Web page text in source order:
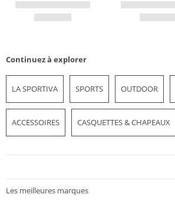
Continuez à explorer
LA SPORTIVA SPORTS OUTDOOR
ACCESSOIRES CASQUETTES & CHAPEAUX
Les meilleures marques